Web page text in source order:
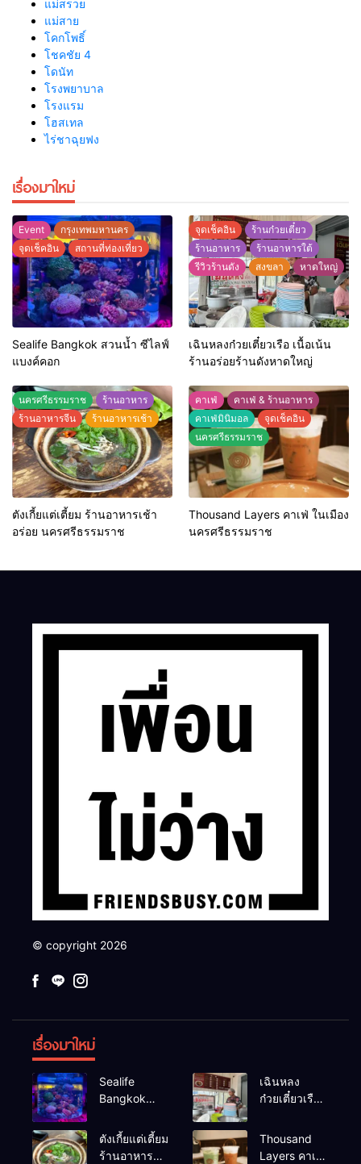
แม่สรวย
แม่สาย
โคกโพธิ์
โชคชัย 4
โดนัท
โรงพยาบาล
โรงแรม
โฮสเทล
ไร่ชาฉุยฟง
เรื่องมาใหม่
Event
กรุงเทพมหานคร
จุดเช็คอิน
สถานที่ท่องเที่ยว
Sealife Bangkok สวนน้ำ ซีไลฟ์
แบงค์คอก
จุดเช็คอิน
ร้านก๋วยเตี๋ยว
ร้านอาหาร
ร้านอาหารใต้
รีวิวร้านดัง
สงขลา หาดใหญ่
เฉินหลงก๋วยเตี๋ยวเรือ เนื้อเน้น
ร้านอร่อยร้านดังหาดใหญ่
นครศรีธรรมราช
ร้านอาหาร
ร้านอาหารจีน
ร้านอาหารเช้า
ตังเกี้ยแต่เตี้ยม ร้านอาหารเช้า
อร่อย นครศรีธรรมราช
คาเฟ่
คาเฟ่ & ร้านอาหาร
คาเฟ่มินิมอล
จุดเช็คอิน
นครศรีธรรมราช
Thousand Layers คาเฟ่ ในเมือง
นครศรีธรรมราช
© copyright 2026
เรื่องมาใหม่
Sealife
Bangkok
แบงค์คอก
เฉินหลง
ก๋วยเตี๋ยวเรือ
อร่อยร้านดัง
หาดใหญ่
ตังเกี้ยแต่เตี้ยม
ร้านอาหาร
Thousand
Layers คาเฟ่